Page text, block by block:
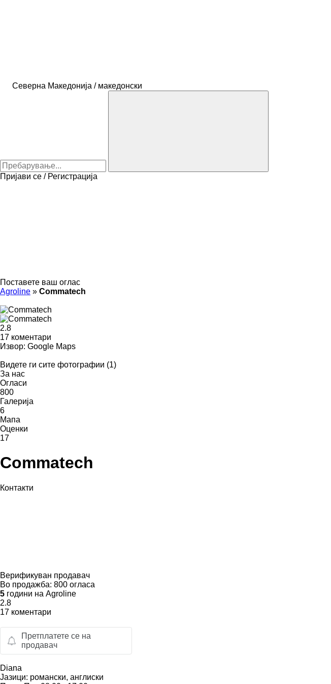
Северна Македонија / македонски
Пријави се / Регистрација
Поставете ваш оглас
Agroline » Commatech
2.8
17 коментари
Извор: Google Maps
Видете ги сите фотографии (1)
За нас
Огласи
800
Галерија
6
Мапа
Оценки
17
Commatech
Контакти
Верификуван продавач
Во продажба: 800 огласа
5 години на Agroline
2.8
17 коментари
Претплатете се на
продавач
Diana
Јазици: романски, англиски